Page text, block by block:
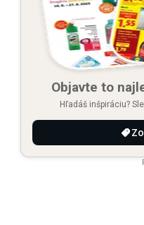
Objavte to
Hľadáš inšpiráciu?